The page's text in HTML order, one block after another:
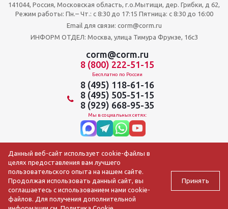
141044, Россия, Московская область, г.о.Мытищи, дер. Грибки, д 62,
Режим работы: Пн.– Чт.: с 8:30 до 17:15 Пятница: c 8:30 до 16:00
Email для связи: corm@corm.ru
ИНФОРМ ОТДЕЛ: Москва, улица Тимура Фрунзе, 16с3
corm@corm.ru
8 (800) 222-51-15
Бесплатно по России
8 (495) 118-61-16
8 (495) 505-51-15
8 (929) 668-95-35
Мы в социальных сетях:
2009-2026 © АО ЦОРМ «Торгтехника»
Данный веб-сайт использует cookie-файлы в
целях предоставления вам лучшего
пользовательского опыта на нашем сайте.
Продолжая использовать данный сайт, вы
соглашаетесь с использованием нами cookie-
файлов. Для получения дополнительной
Принять